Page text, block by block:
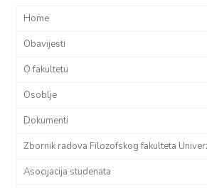
Home
Obavijesti
O fakultetu
Osoblje
Dokumenti
Zbornik radova Filozofskog fakulteta
Asocijacija studenata